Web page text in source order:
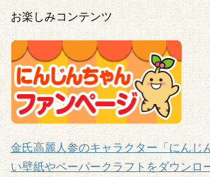
お楽しみコンテンツ
金氏高麗人参のキャラクター「にんじ
い壁紙やペーパークラフトをダウンロ